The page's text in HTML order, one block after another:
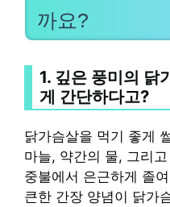
까요?
1. 깊은 풍미의 닭
게 간단하다고?
닭가슴살을 먹기 좋게
마늘, 약간의 물, 그리
중불에서 은근하게 졸
큰한 간장 양념이 닭가